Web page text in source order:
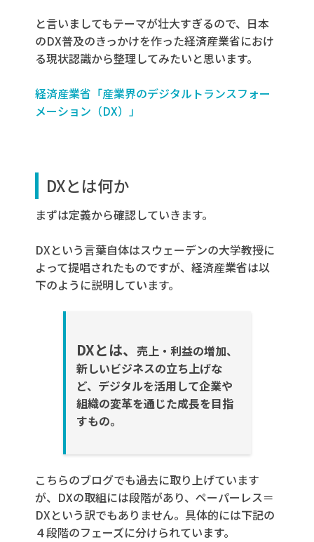
と言いましてもテーマが壮大すぎるので、日本
のDX普及のきっかけを作った経済産業省におけ
る現状認識から整理してみたいと思います。
経済産業省「産業界のデジタルトランスフォー
メーション（DX）」
DXとは何か
まずは定義から確認していきます。
DXという言葉自体はスウェーデンの大学教授に
よって提唱されたものですが、経済産業省は以
下のように説明しています。
DXとは、 売上・利益の増加、
新しいビジネスの立ち上げな
ど、デジタルを活用して企業や
組織の変革を通じた成長を目指
すもの。
こちらのブログでも過去に取り上げています
が、DXの取組には段階があり、ペーパーレス＝
DXという訳でもありません。具体的には下記の
４段階のフェーズに分けられています。